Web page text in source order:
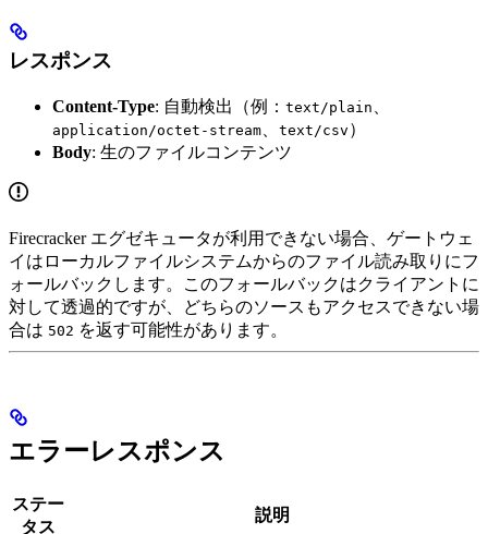
レスポンス
Content-Type: 自動検出（例： text/plain
application/octet-stream text/csv ）
Body: 生のファイルコンテンツ
Firecracker エグゼキュータが利用できない場合、ゲートウェ
イはローカルファイルシステムからのファイル読み取りにフ
ォールバックします。このフォールバックはクライアントに
対して透過的ですが、どちらのソースもアクセスできない場
合は 502 を返す可能性があります。
エラーレスポンス
ステー
タス
説明